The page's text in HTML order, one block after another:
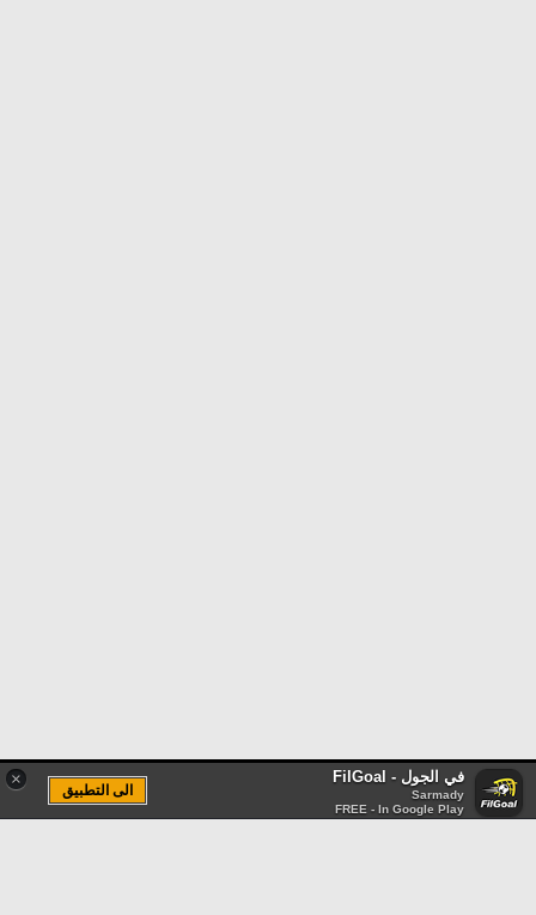
× في الجول - FilGoal
Sarmady
FREE - In Google Play
الى التطبيق